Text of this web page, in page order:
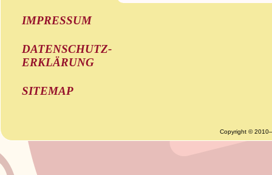
IMPRESSUM
DATENSCHUTZ-
ERKLÄRUNG
SITEMAP
Copyright ©